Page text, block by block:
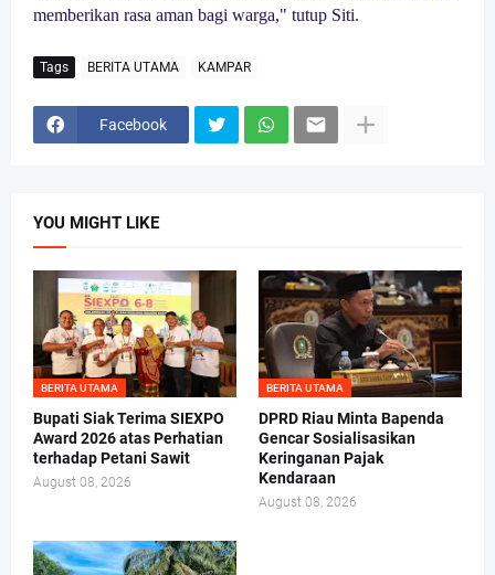
memberikan rasa aman bagi warga," tutup Siti.
Tags BERITA UTAMA KAMPAR
Facebook
YOU MIGHT LIKE
BERITA UTAMA
Bupati Siak Terima SIEXPO
Award 2026 atas Perhatian
terhadap Petani Sawit
August 08, 2026
BERITA UTAMA
DPRD Riau Minta Bapenda
Gencar Sosialisasikan
Keringanan Pajak
Kendaraan
August 08, 2026